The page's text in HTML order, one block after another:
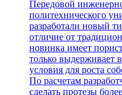
Передовой
политехнического
разработали новый
отличие от
новинка имеет
только выдерживает
условия для роста
По расчетам
сделать протезы